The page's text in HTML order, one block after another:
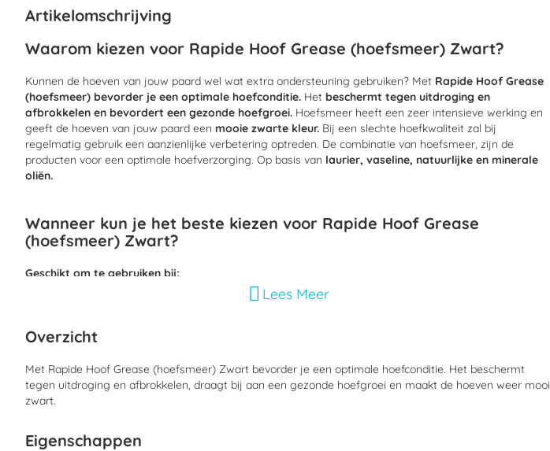
van
afbeeldingen-
Artikelomschrijving
Waarom kiezen voor Rapide Hoof Grease (hoefsmeer) Zwart?
Kunnen de hoeven van jouw paard wel wat extra ondersteuning gebruiken? Met Rapide Hoof Grease
(hoefsmeer) bevorder je een optimale hoefconditie. Het beschermt tegen uitdroging en
afbrokkelen en bevordert een gezonde hoefgroei. Hoefsmeer heeft een zeer intensieve werking en
geeft de hoeven van jouw paard een mooie zwarte kleur. Bij een slechte hoefkwaliteit zal bij
regelmatig gebruik een aanzienlijke verbetering optreden. De combinatie van hoefsmeer, zijn de
producten voor een optimale hoefverzorging. Op basis van laurier, vaseline, natuurlijke en minerale
oliën.
Wanneer kun je het beste kiezen voor Rapide Hoof Grease
(hoefsmeer) Zwart?
Geschikt om te gebruiken bij:
Gezonde hoeven
Wat zijn de voordelen van Rapide Hoof Grease (hoefsmeer) Zwart?
Lees Meer
Overzicht
Met Rapide Hoof Grease (hoefsmeer) Zwart bevorder je een optimale hoefconditie. Het beschermt
tegen uitdroging en afbrokkelen, draagt bij aan een gezonde hoefgroei en maakt de hoeven weer mooi
zwart.
Eigenschappen